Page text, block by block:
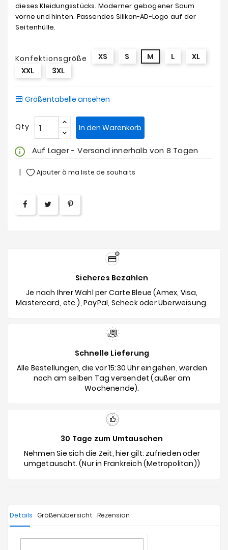
dieses Kleidungsstücks. Moderner gebogener Saum
vorne und hinten. Passendes Silikon-AD-Logo auf der
Seitenhülle.
Konfektionsgröße XS S M L
XL
XXL
3XL
Größentabelle ansehen
Qty In den Warenkorb
info_outline Auf Lager - Versand innerhalb von 8 Tagen
Ajouter à ma liste de souhaits
Sicheres Bezahlen
Je nach Ihrer Wahl per Carte Bleue (Amex, Visa,
Mastercard, etc.), PayPal, Scheck oder Überweisung.
Schnelle Lieferung
Alle Bestellungen, die vor 15:30 Uhr eingehen, werden
noch am selben Tag versendet (außer am
Wochenende).
30 Tage zum Umtauschen
Nehmen Sie sich die Zeit, hier gilt: zufrieden oder
umgetauscht. (Nur in Frankreich (Metropolitan))
Details Größenübersicht Rezension